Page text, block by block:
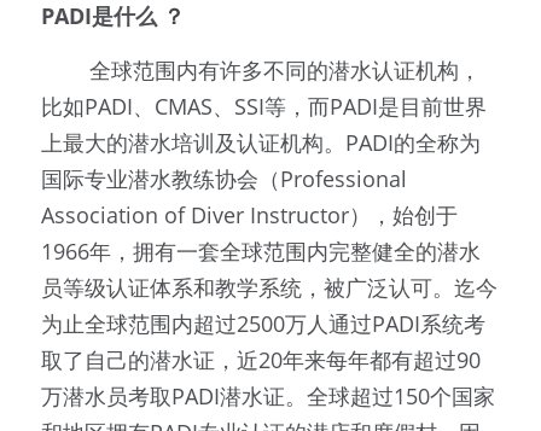
PADI是什么 ？
比如PADI、CMAS、SSI等，而PADI是目前世界
上最大的潜水培训及认证机构。PADI的全称为
国际专业潜水教练协会（Professional
Association of Diver Instructor），始创于
1966年，拥有一套全球范围内完整健全的潜水
员等级认证体系和教学系统，被广泛认可。迄今
为止全球范围内超过2500万人通过PADI系统考
取了自己的潜水证，近20年来每年都有超过90
万潜水员考取PADI潜水证。全球超过150个国家